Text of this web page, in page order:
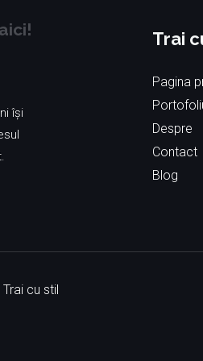
își
Trai
Pagina
Despre
Contact
Blog
cu stil